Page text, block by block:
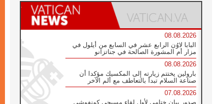
08.08.2026
البابا لاوُن الرابع عشر في السابع من أيلول في
مزار أم المشورة الصالحة في جناتزانو
08.08.2026
بارولين يختتم زيارته إلى المكسيك مؤكدا أن
صناعة السلام تبدأ بالتعاطف مع ألم الآخر
07.08.2026
صدور بيان ختامي لأول لقاء مسيحي كونفوشي